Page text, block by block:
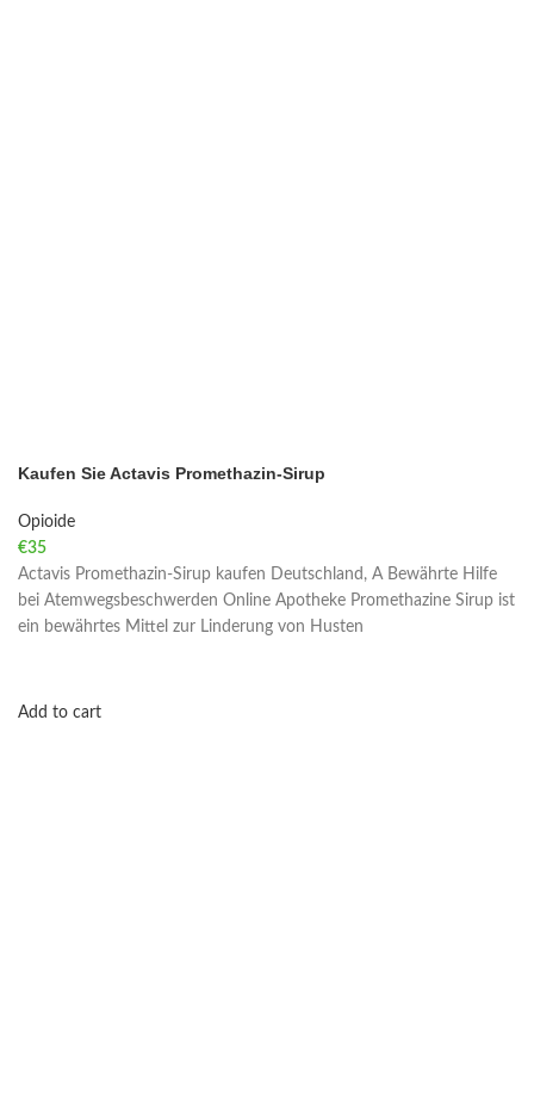
Kaufen Sie Actavis Promethazin-Sirup
Opioide
€35
Actavis Promethazin-Sirup kaufen Deutschland, A Bewährte Hilfe
bei Atemwegsbeschwerden Online Apotheke Promethazine Sirup ist
ein bewährtes Mittel zur Linderung von Husten
Add to cart